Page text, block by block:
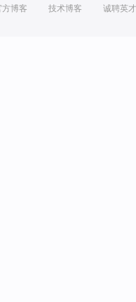
方博客 技术博客 诚聘英才